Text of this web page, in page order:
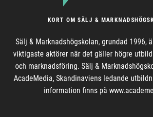
KORT OM SÄLJ &
Sälj & Marknadshögskolan, grundad 1996,
viktigaste aktörer när det gäller högre
och marknadsföring. Sälj &
AcadeMedia, Skandinaviens ledande
information finns på